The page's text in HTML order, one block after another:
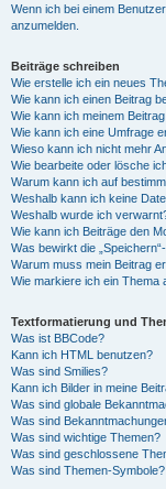
Wenn ich bei einem
anzumelden.
Beiträge schreiben
Wie erstelle ich ein neues
Wie kann ich einen Beitrag
Wie kann ich meinem
Wie kann ich eine Umfrage
Wieso kann ich nicht mehr
Wie bearbeite oder lösche
Warum kann ich auf
Weshalb kann ich keine
Weshalb wurde ich
Wie kann ich Beiträge den
Was bewirkt die
Warum muss mein Beitrag
Wie markiere ich ein Thema
Textformatierung und
Was ist BBCode?
Kann ich HTML benutzen?
Was sind Smilies?
Kann ich Bilder in meine
Was sind globale
Was sind
Was sind wichtige Themen?
Was sind geschlossene
Was sind Themen-Symbole?